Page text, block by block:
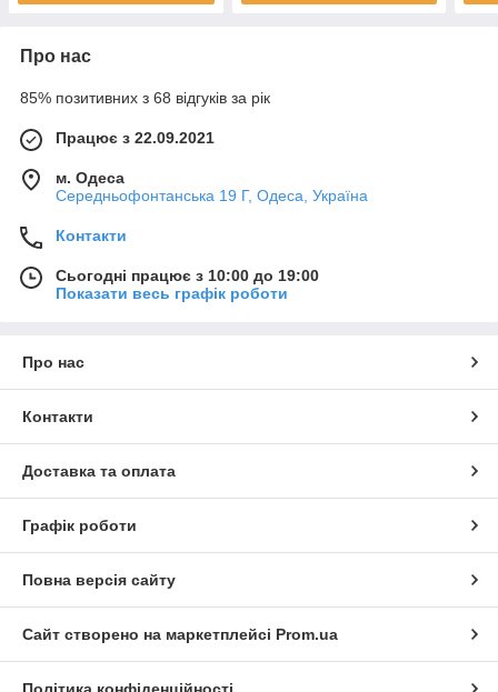
Про нас
85% позитивних з 68 відгуків за рік
Працює з 22.09.2021
м. Одеса
Середньофонтанська 19 Г, Одеса, Україна
Контакти
Сьогодні працює з 10:00 до 19:00
Показати весь графік роботи
Про нас
Контакти
Доставка та оплата
Графік роботи
Повна версія сайту
Сайт створено на маркетплейсі Prom.ua